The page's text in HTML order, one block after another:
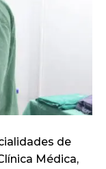
de
Médica,